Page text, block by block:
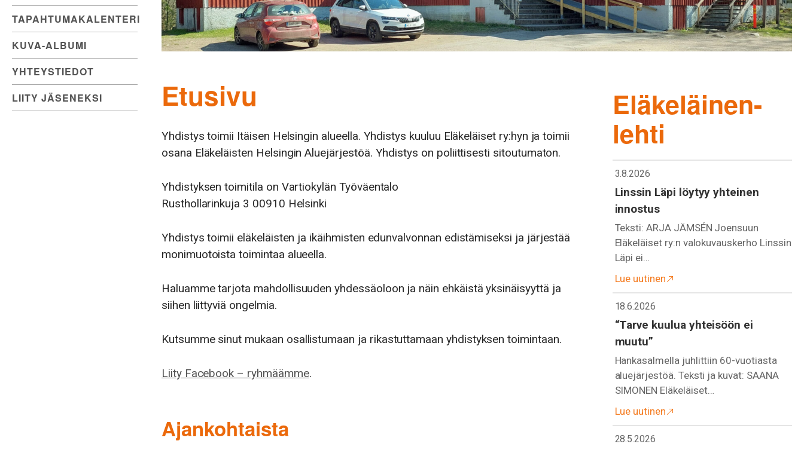
TAPAHTUMAKALENTERI
KUVA-ALBUMI
YHTEYSTIEDOT
LIITY JÄSENEKSI
Etusivu
Yhdistys toimii Itäisen Helsingin alueella. Yhdistys kuuluu Eläkeläiset ry:hyn ja toimii
osana Eläkeläisten Helsingin Aluejärjestöä. Yhdistys on poliittisesti sitoutumaton.
Yhdistyksen toimitila on Vartiokylän Työväentalo
Rusthollarinkuja 3 00910 Helsinki
Yhdistys toimii eläkeläisten ja ikäihmisten edunvalvonnan edistämiseksi ja järjestää
monimuotoista toimintaa alueella.
Haluamme tarjota mahdollisuuden yhdessäoloon ja näin ehkäistä yksinäisyyttä ja
siihen liittyviä ongelmia.
Kutsumme sinut mukaan osallistumaan ja rikastuttamaan yhdistyksen toimintaan.
Liity Facebook – ryhmäämme.
Ajankohtaista
Eläkeläinen-
lehti
3.8.2026
Linssin Läpi löytyy yhteinen
innostus
Teksti: ARJA JÄMSÉN Joensuun
Eläkeläiset ry:n valokuvauskerho Linssin
Läpi ei…
Lue uutinen
18.6.2026
“Tarve kuulua yhteisöön ei
muutu”
Hankasalmella juhlittiin 60-vuotiasta
aluejärjestöä. Teksti ja kuvat: SAANA
SIMONEN Eläkeläiset…
Lue uutinen
28.5.2026